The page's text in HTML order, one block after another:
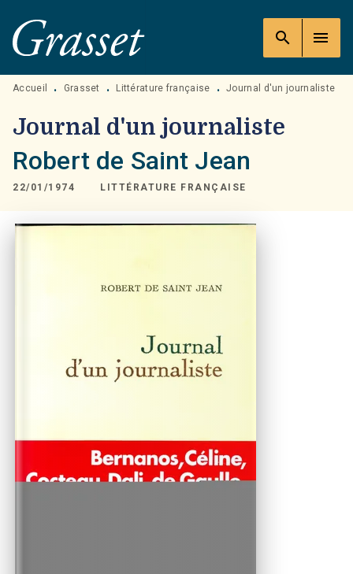
MENU RECHERCHE
PIED DE PAGE
search menu
Accueil • Grasset • Littérature française • Journal d'un journaliste
Journal d'un journaliste
Robert de Saint Jean
22/01/1974 LITTÉRATURE FRANÇAISE